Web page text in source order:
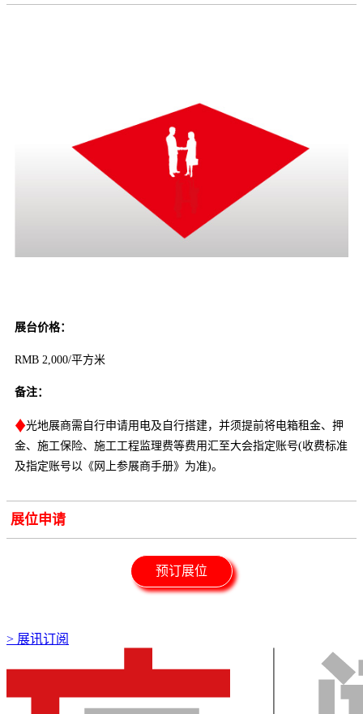
展台价格：
RMB 2,000/平方米
备注：
♦光地展商需自行申请用电及自行搭建，并须提前将电箱租金、押
金、施工保险、施工工程监理费等费用汇至大会指定账号(收费标准
及指定账号以《网上参展商手册》为准)。
展位申请
预订展位
> 展讯订阅